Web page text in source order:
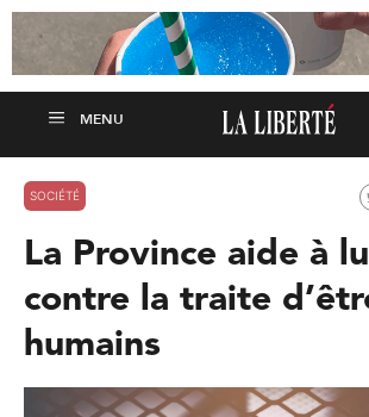
SOCIÉTÉ
La Province aide à
contre la traite
humains